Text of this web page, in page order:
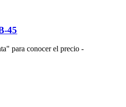
45
para conocer el precio -